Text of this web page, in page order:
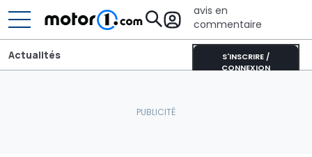
avis en
commentaire
S'INSCRIRE /
CONNEXION
Actualités